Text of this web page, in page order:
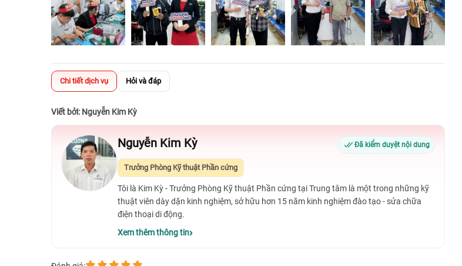
Chi tiết dịch vụ Hỏi và đáp
Viết bởi: Nguyễn Kim Kỳ
Nguyễn Kim Kỳ Đã kiểm duyệt nội dung
Trưởng Phòng Kỹ thuật Phần cứng
Tôi là Kim Kỳ - Trưởng Phòng Kỹ thuật Phần cứng tại Trung tâm là một trong những kỹ
thuật viên dày dặn kinh nghiệm, sở hữu hơn 15 năm kinh nghiệm đào tạo - sửa chữa
điện thoại di động.
Xem thêm thông tin